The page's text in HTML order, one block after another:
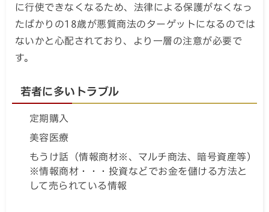
に行使できなくなるため、法律による保護がなくなっ
たばかりの18歳が悪質商法のターゲットになるのでは
ないかと心配されており、より一層の注意が必要で
す。
若者に多いトラブル
定期購入
美容医療
もうけ話（情報商材※、マルチ商法、暗号資産等）
※情報商材・・・投資などでお金を儲ける方法と
して売られている情報